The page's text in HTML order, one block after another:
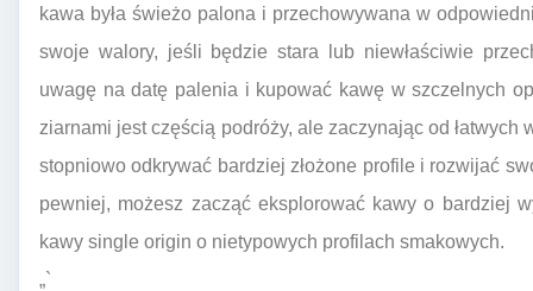
kawa była świeżo palona i przechowywana w
swoje walory, jeśli będzie stara lub niewłaściwie
uwagę na datę palenia i kupować kawę w szczelnych
ziarnami jest częścią podróży, ale zaczynając od
stopniowo odkrywać bardziej złożone profile i rozwijać
pewniej, możesz zacząć eksplorować kawy o bardziej
kawy single origin o nietypowych profilach smakowych.
„`